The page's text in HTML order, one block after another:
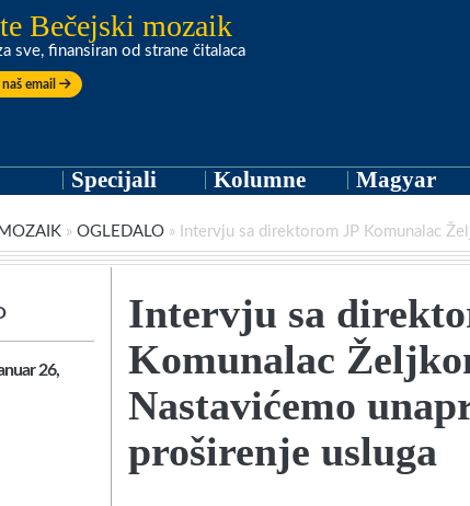
Bečejski mozaik
sve, finansiran od strane čitalaca
email
Specijali Kolumne Magyar
» OGLEDALO » Intervju sa direktorom JP Komunalac
26,
Intervju sa
Komunalac
Nastavićemo
proširenje usluga